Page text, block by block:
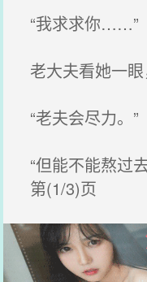
“我求求你……”
老大夫看她一眼
“老夫会尽力。”
“但能不能熬过
第(1/3)页